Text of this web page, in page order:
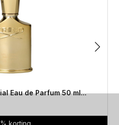
Eau de Parfum 50 ml...
korting